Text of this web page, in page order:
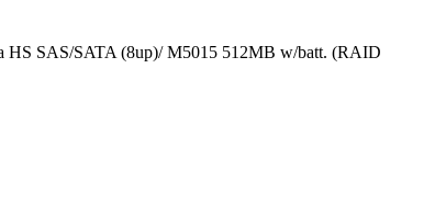
SAS/SATA (8up)/ M5015 512MB w/batt. (RAID